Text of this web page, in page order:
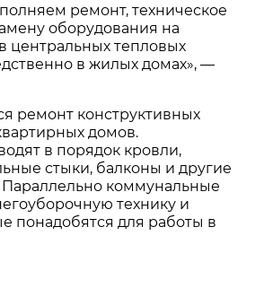
ремонт, техническое
оборудования на
центральных тепловых
в жилых домах», —
ремонт конструктивных
домов.
в порядок кровли,
стыки, балконы и другие
коммунальные
технику и
понадобятся для работы в